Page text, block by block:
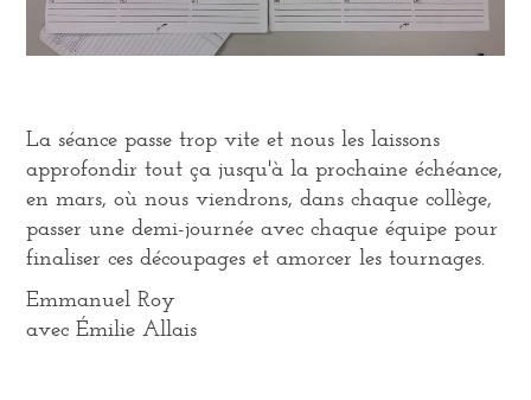
La séance passe trop vite et nous les laissons
approfondir tout ça jusqu'à la prochaine échéance,
en mars, où nous viendrons, dans chaque collège,
passer une demi-journée avec chaque équipe pour
finaliser ces découpages et amorcer les tournages.
Emmanuel Roy
avec Émilie Allais